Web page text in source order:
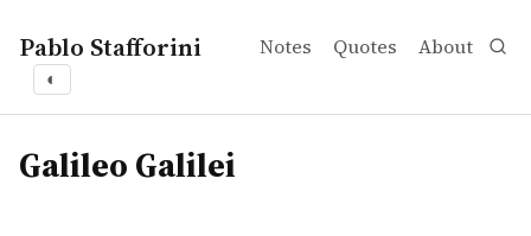
Pablo Stafforini Notes Quotes About
◐
tags
Galileo Galilei